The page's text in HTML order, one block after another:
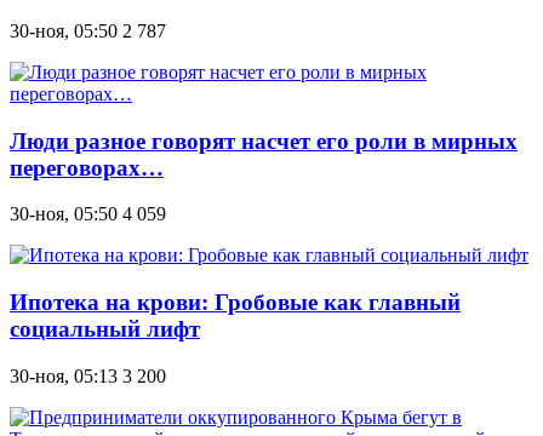
30-ноя, 05:50 2 787
Люди разное говорят насчет его роли в мирных
переговорах…
30-ноя, 05:50 4 059
Ипотека на крови: Гробовые как главный
социальный лифт
30-ноя, 05:13 3 200